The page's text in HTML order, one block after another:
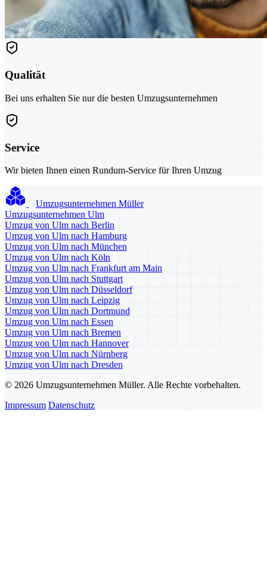
Qualität
Bei uns erhalten Sie nur die besten Umzugsunternehmen
Service
Wir bieten Ihnen einen Rundum-Service für Ihren Umzug
Umzugsunternehmen Müller
Umzugsunternehmen Ulm
Umzug von Ulm nach Berlin
Umzug von Ulm nach Hamburg
Umzug von Ulm nach München
Umzug von Ulm nach Köln
Umzug von Ulm nach Frankfurt am Main
Umzug von Ulm nach Stuttgart
Umzug von Ulm nach Düsseldorf
Umzug von Ulm nach Leipzig
Umzug von Ulm nach Dortmund
Umzug von Ulm nach Essen
Umzug von Ulm nach Bremen
Umzug von Ulm nach Hannover
Umzug von Ulm nach Nürnberg
Umzug von Ulm nach Dresden
© 2026 Umzugsunternehmen Müller. Alle Rechte vorbehalten.
Impressum Datenschutz